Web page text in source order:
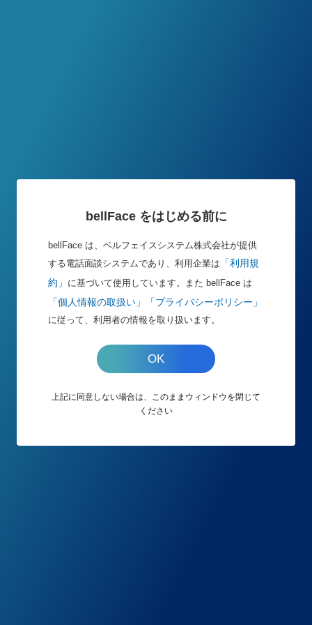
表示された接続ナンバーをお電話口の担当者に伝
bellFace をはじめる前に
bellFace は、ベルフェイスシステム株式会社が提供
する電話面談システムであり、利用企業は 「利用規
約」 に基づいて使用しています。また bellFace は
「個人情報の取扱い」 「プライバシーポリシー」
に従って、利用者の情報を取り扱います。
OK
上記に同意しない場合は、このままウィンドウを閉じて
ください